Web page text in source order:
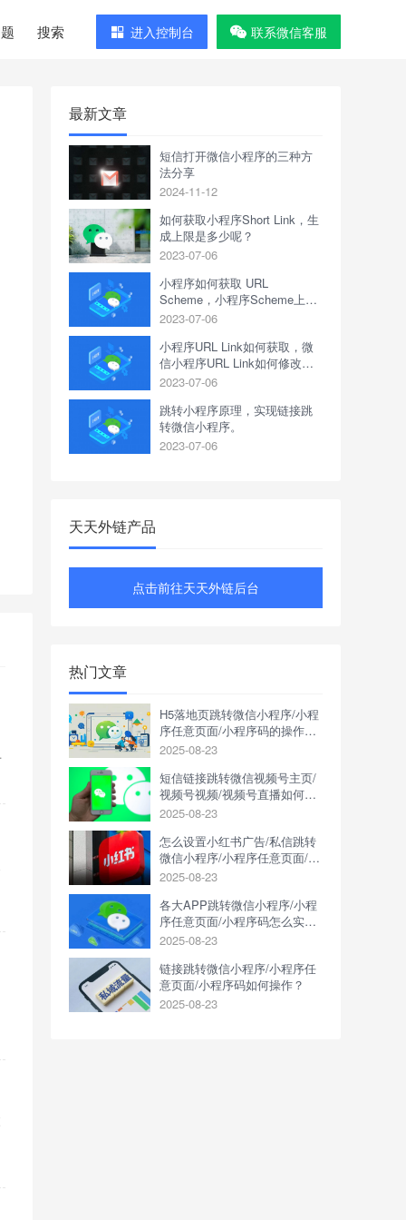
搜索 进入控制台 联系微信客服
最新文章
短信打开微信小程序的三种方
法分享
2024-11-12
如何获取小程序Short Link，生
成上限是多少呢？
2023-07-06
小程序如何获取 URL
Scheme，小程序Scheme上限
是多少？
2023-07-06
小程序URL Link如何获取，微
信小程序URL Link如何修改跳
转页面？
2023-07-06
跳转小程序原理，实现链接跳
转微信小程序。
2023-07-06
天天外链产品
点击前往天天外链后台
热门文章
H5落地页跳转微信小程序/小程
序任意页面/小程序码的操作方
式是什么？
2025-08-23
短信链接跳转微信视频号主页/
视频号视频/视频号直播如何操
作？
2025-08-23
怎么设置小红书广告/私信跳转
微信小程序/小程序任意页面/小
程序码？
2025-08-23
各大APP跳转微信小程序/小程
序任意页面/小程序码怎么实
现？
2025-08-23
链接跳转微信小程序/小程序任
意页面/小程序码如何操作？
2025-08-23